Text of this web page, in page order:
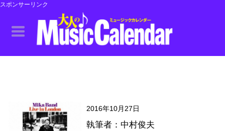
スポンサーリンク
2016年10月27日
執筆者：中村俊夫